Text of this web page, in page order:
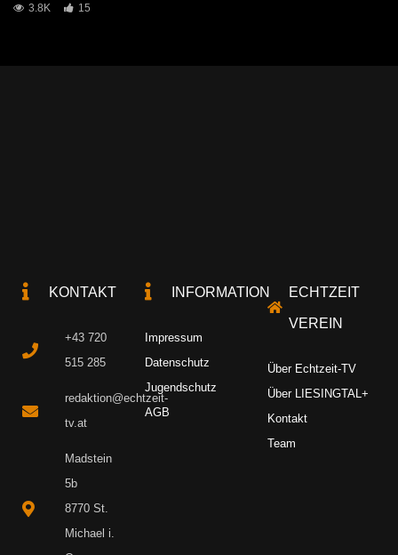
3.8K 15
KONTAKT
+43 720
515 285
redaktion@echtzeit-
tv.at
Madstein
5b
8770 St.
Michael i.
INFORMATION
Impressum
Datenschutz
Jugendschutz
AGB
ECHTZEIT
VEREIN
Über Echtzeit-TV
Über LIESINGTAL+
Kontakt
Team